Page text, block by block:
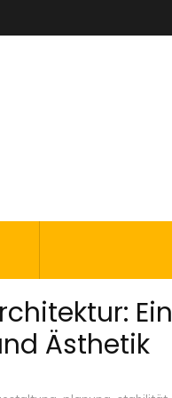
Ein
Ästhetik